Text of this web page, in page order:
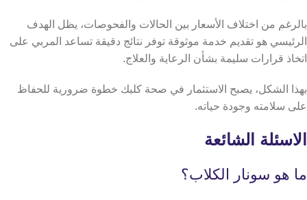
بالرغم من اختلاف الأسعار بين الحالات والفحوصات، يظل الهدف
الرئيسي هو تقديم خدمة موثوقة توفر نتائج دقيقة تساعد المربي على
اتخاذ قرارات سليمة بشأن الرعاية والعلاج.
بهذا الشكل، يصبح الاستثمار في صحة كلبك خطوة ضرورية للحفاظ
على سلامته وجودة حياته.
الاسئلة الشائعة
ما هو سونار الكلاب؟